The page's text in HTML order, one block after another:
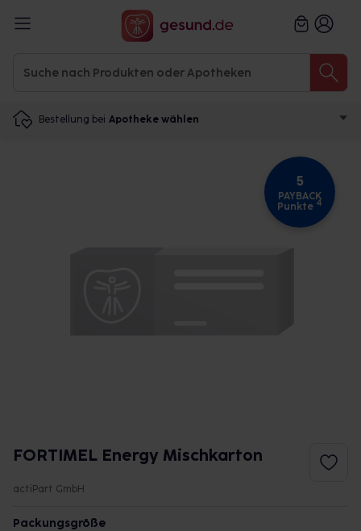
Bestellung bei Apotheke wählen
5
PAYBACK
Punkte 4
FORTIMEL Energy Mischkarton
actiPart GmbH
Packungsgröße